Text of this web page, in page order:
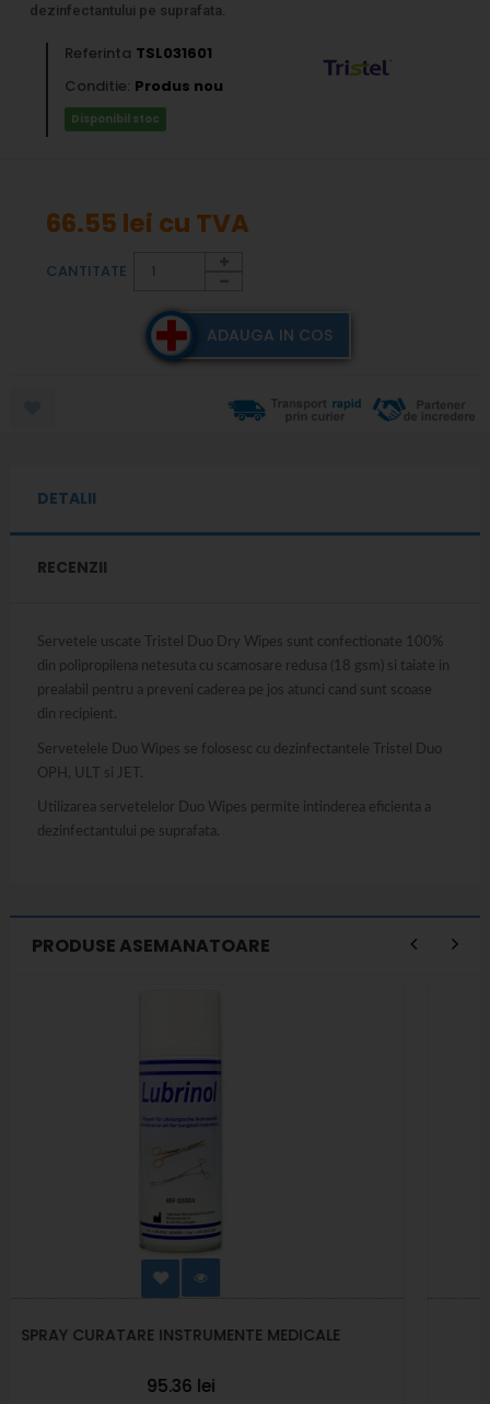
dezinfectantului pe suprafata.
Referinta TSL031601
Conditie: Produs nou
Disponibil stoc
66.55 lei cu TVA
CANTITATE
ADAUGA IN COS
DETALII
RECENZII
Servetele uscate Tristel Duo Dry Wipes sunt confectionate 100%
din polipropilena netesuta cu scamosare redusa (18 gsm) si taiate in
prealabil pentru a preveni caderea pe jos atunci cand sunt scoase
din recipient.
Servetelele Duo Wipes se folosesc cu dezinfectantele Tristel Duo
OPH, ULT si JET.
Utilizarea servetelelor Duo Wipes permite intinderea eficienta a
dezinfectantului pe suprafata.
PRODUSE ASEMANATOARE
FILTRE HARTIE DE UNICA